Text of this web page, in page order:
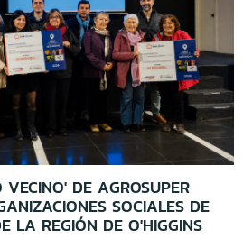
DE AGROSUPER
SOCIALES DE
LA REGIÓN DE O'HIGGINS